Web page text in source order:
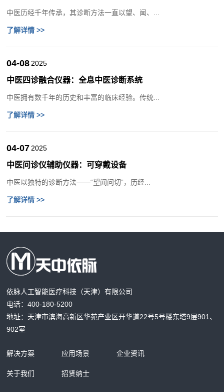
中医历经千年传承，其诊断方法一直以望、闻、...
了解详情 >>
04-08 2025
中医四诊融合仪器：全息中医诊断系统
中医拥有数千年的历史和丰富的临床经验。传统...
了解详情 >>
04-07 2025
中医问诊仪辅助仪器：可穿戴设备
中医以独特的诊断方法——“望闻问切”，历经...
了解详情 >>
依脉人工智能医疗科技（天津）有限公司
电话：400-180-5200
地址：天津市滨海高新区华苑产业区开华道22号5号楼东塔9层901、
902室
解决方案 应用场景 企业资讯
关于我们 招贤纳士